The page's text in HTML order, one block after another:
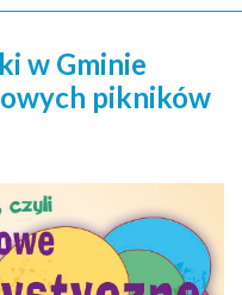
w Gminie
pikników